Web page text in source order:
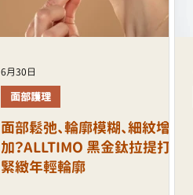
面部鬆弛、輪廓模糊、細紋增
加？ALLTIMO 黑金鈦拉提打造
緊緻年輕輪廓
面部護理
6月30日